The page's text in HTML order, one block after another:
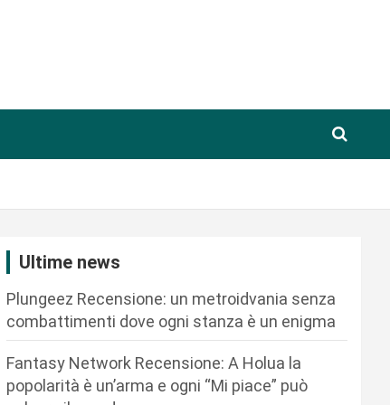
Ultime news
Plungeez Recensione: un metroidvania senza
combattimenti dove ogni stanza è un enigma
Fantasy Network Recensione: A Holua la
popolarità è un’arma e ogni “Mi piace” può